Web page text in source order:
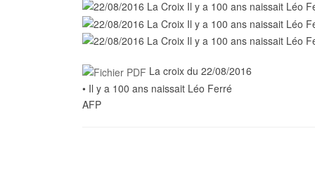
La croix du 22/08/2016
• Il y a 100 ans naissait Léo Ferré
AFP